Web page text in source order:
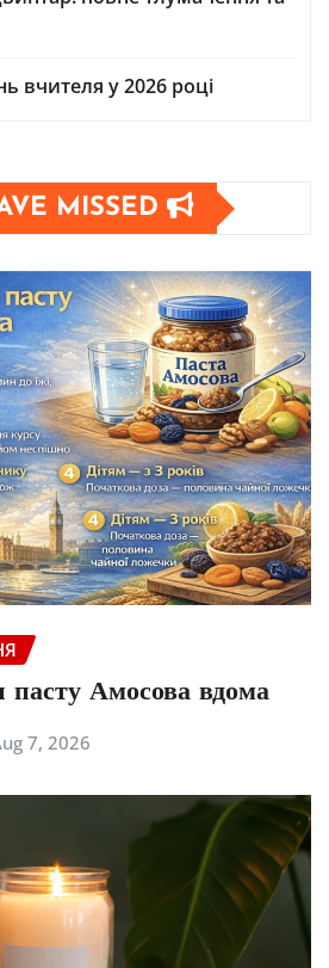
вчителя у 2026 році
MISSED
пасту Амосова вдома
7, 2026